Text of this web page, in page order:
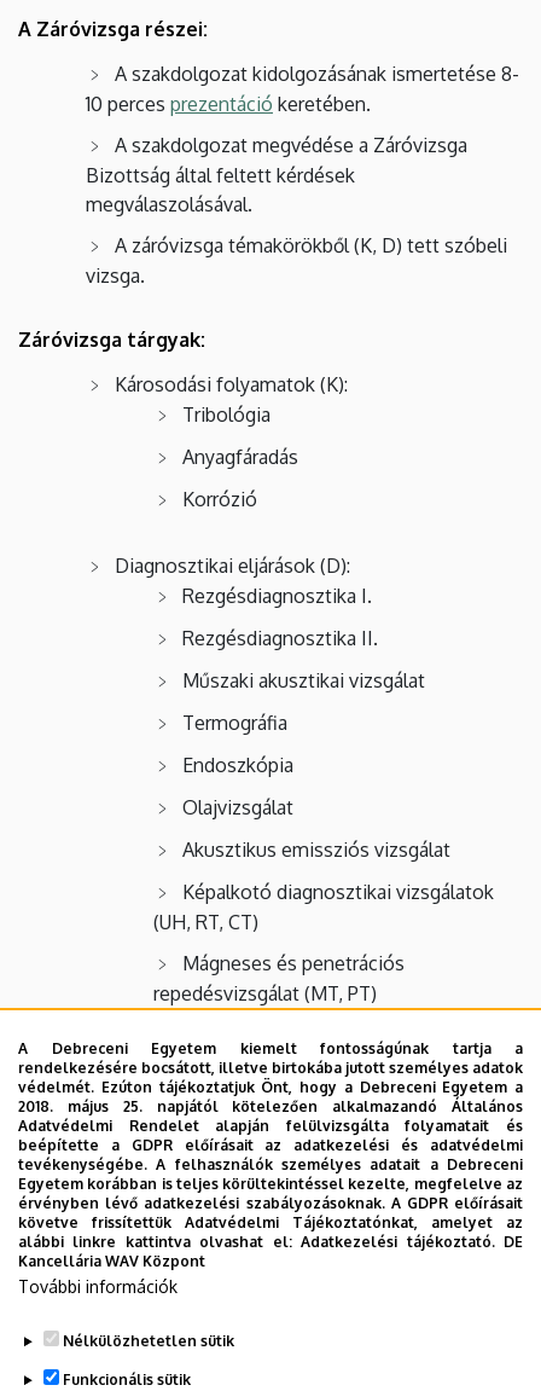
A Záróvizsga részei:
A szakdolgozat kidolgozásának ismertetése 8-
10 perces prezentáció keretében.
A szakdolgozat megvédése a Záróvizsga
Bizottság által feltett kérdések
megválaszolásával.
A záróvizsga témakörökből (K, D) tett szóbeli
vizsga.
Záróvizsga tárgyak:
Károsodási folyamatok (K):
Tribológia
Anyagfáradás
Korrózió
Diagnosztikai eljárások (D):
Rezgésdiagnosztika I.
Rezgésdiagnosztika II.
Műszaki akusztikai vizsgálat
Termográfia
Endoszkópia
Olajvizsgálat
Akusztikus emissziós vizsgálat
Képalkotó diagnosztikai vizsgálatok
(UH, RT, CT)
Mágneses és penetrációs
repedésvizsgálat (MT, PT)
Záróvizsga tételsor
A záróvizsga eredménye, az oklevél minősítése
A diploma érdemjegye a záróvizsga témakörökre (K, D)
kapott szóbeli számonkérés érdemjegyei számtani
átlagának és a szakdolgozatra (SZ) adott érdemjegy
számtani átlaga, azaz:
Legutóbbi frissítés: 2026. 06. 10. 10:23
A Debreceni Egyetem kiemelt fontosságúnak tartja a
rendelkezésére bocsátott, illetve birtokába jutott személyes adatok
védelmét. Ezúton tájékoztatjuk Önt, hogy a Debreceni Egyetem a
2018. május 25. napjától kötelezően alkalmazandó Általános
Adatvédelmi Rendelet alapján felülvizsgálta folyamatait és
beépítette a GDPR előírásait az adatkezelési és adatvédelmi
tevékenységébe. A felhasználók személyes adatait a Debreceni
Egyetem korábban is teljes körültekintéssel kezelte, megfelelve az
érvényben lévő adatkezelési szabályozásoknak. A GDPR előírásait
követve frissítettük Adatvédelmi Tájékoztatónkat, amelyet az
alábbi linkre kattintva olvashat el:Adatkezelési tájékoztató. DE
Kancellária WAV Központ
További információk
Nélkülözhetetlen sütik
Funkcionális sütik